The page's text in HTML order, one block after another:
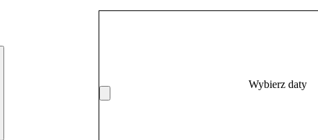
Wybierz daty